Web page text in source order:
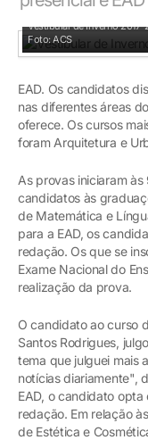
Vestibular de Inverno 2017-
Foto: ACS
EAD. Os candidatos
nas diferentes áreas
oferece. Os cursos
foram Arquitetura e
As provas iniciaram
candidatos às
de Matemática e
para a EAD, os
redação. Os que se
Exame Nacional do
realização da prova.
O candidato ao curso
Santos Rodrigues,
tema que julguei mais
notícias diariamente",
EAD, o candidato
redação. Em relação
de Estética e